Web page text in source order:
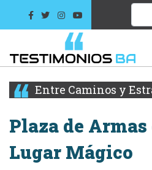
Entre Caminos y
Plaza de Armas
Lugar Mágico